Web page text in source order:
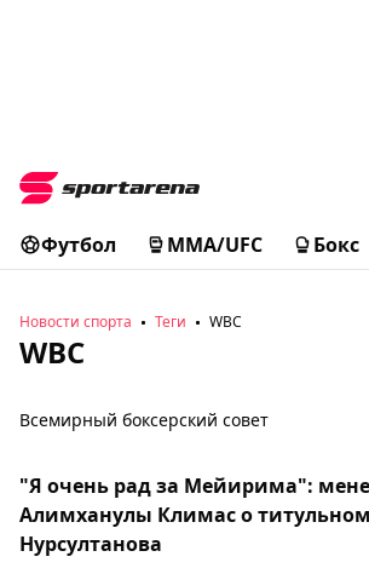
Футбол MMA/UFC Бокс
Новости спорта Теги WBC
WBC
Всемирный боксерский совет
"Я очень рад за Мейирима":
Алимханулы Климас о
Нурсултанова